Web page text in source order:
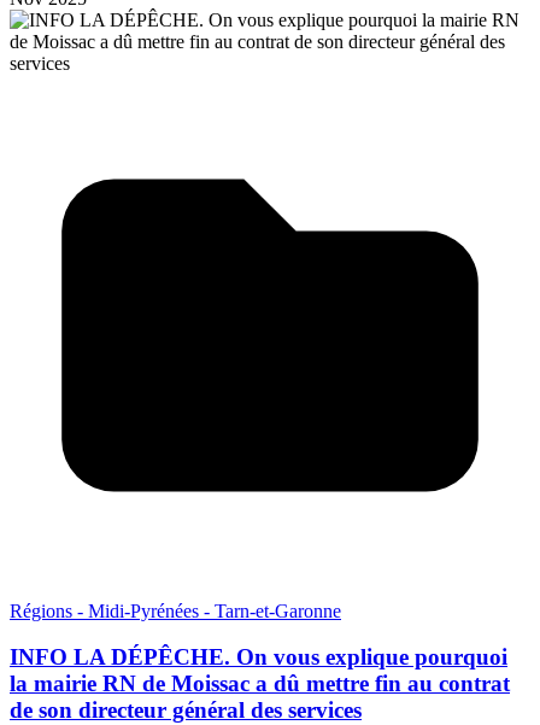
Régions - Midi-Pyrénées - Tarn-et-Garonne
INFO LA DÉPÊCHE. On vous explique pourquoi
la mairie RN de Moissac a dû mettre fin au contrat
de son directeur général des services